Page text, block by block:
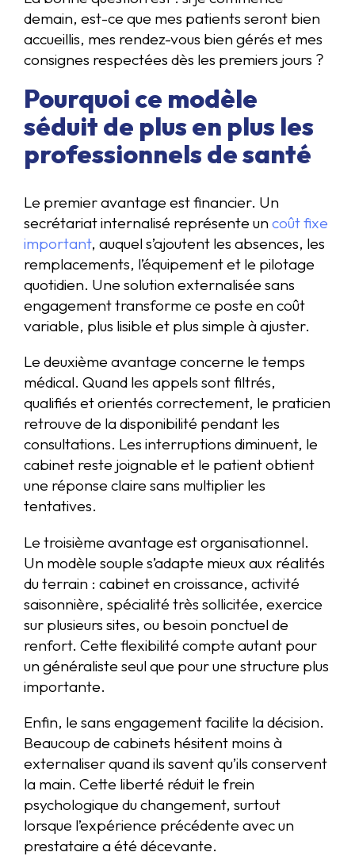
demain, est-ce que mes patients seront bien
accueillis, mes rendez-vous bien gérés et mes
consignes respectées dès les premiers jours ?
Pourquoi ce modèle
séduit de plus en plus les
professionnels de santé
Le premier avantage est financier. Un
secrétariat internalisé représente uncoût fixe
important, auquel s’ajoutent les absences, les
remplacements, l’équipement et le pilotage
quotidien. Une solution externalisée sans
engagement transforme ce poste en coût
variable, plus lisible et plus simple à ajuster.
Le deuxième avantage concerne le temps
médical. Quand les appels sont filtrés,
qualifiés et orientés correctement, le praticien
retrouve de la disponibilité pendant les
consultations. Les interruptions diminuent, le
cabinet reste joignable et le patient obtient
une réponse claire sans multiplier les
tentatives.
Le troisième avantage est organisationnel.
Un modèle souple s’adapte mieux aux réalités
du terrain : cabinet en croissance, activité
saisonnière, spécialité très sollicitée, exercice
sur plusieurs sites, ou besoin ponctuel de
renfort. Cette flexibilité compte autant pour
un généraliste seul que pour une structure plus
importante.
Enfin, le sans engagement facilite la décision.
Beaucoup de cabinets hésitent moins à
externaliser quand ils savent qu’ils conservent
la main. Cette liberté réduit le frein
psychologique du changement, surtout
lorsque l’expérience précédente avec un
prestataire a été décevante.